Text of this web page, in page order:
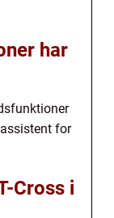
har
for
Cross i